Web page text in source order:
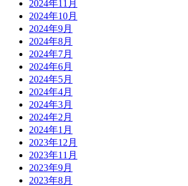
2024年11月
2024年10月
2024年9月
2024年8月
2024年7月
2024年6月
2024年5月
2024年4月
2024年3月
2024年2月
2024年1月
2023年12月
2023年11月
2023年9月
2023年8月